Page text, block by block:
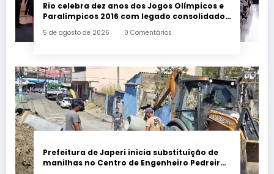
Rio celebra dez anos dos Jogos Olímpicos e
Paralímpicos 2016 com legado consolidado
5 de agosto de 2026 0 Comentários
Prefeitura de Japeri inicia substituição de
manilhas no Centro de Engenheiro Pedreira